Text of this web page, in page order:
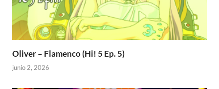
Oliver – Flamenco (Hi! 5 Ep. 5)
junio 2, 2026